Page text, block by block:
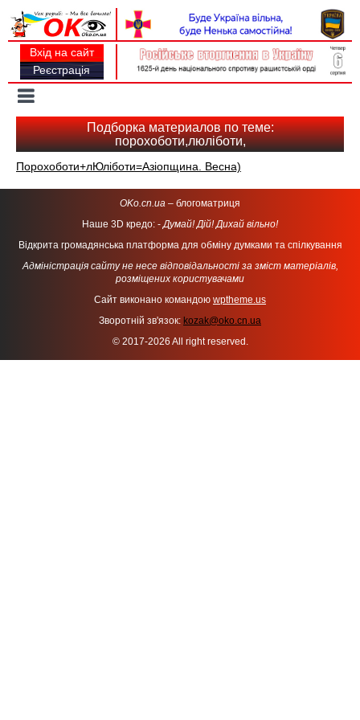
Вхід на сайт
Реєстрація
navigation
Подборка материалов по теме:
порохоботи,люліботи,
Порохоботи+лЮліботи=Азіопщина. Весна)
OKo.cn.ua – блогоматриця
Наше 3D кредо: -Думай! Дій! Дихай вільно!
Відкрита громадянська платформа для обміну думками та спілкування
Адміністрація сайту не несе відповідальності за зміст матеріалів,
розміщених користувачами
Сайт виконано командою wptheme.us
Зворотній зв'язок: kozak@oko.cn.ua
© 2017-2026 All right reserved.